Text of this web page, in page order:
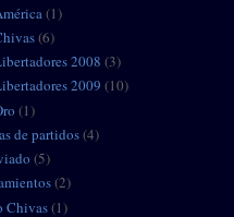
(1)
(6)
2008 (3)
2009 (10)
(1)
de partidos(4)
(5)
(2)
Chivas(1)